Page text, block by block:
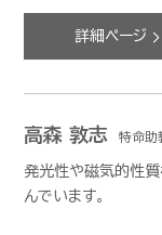
詳細ページ
高森 敦志 特命助
発光性や磁気的性
んでいます。